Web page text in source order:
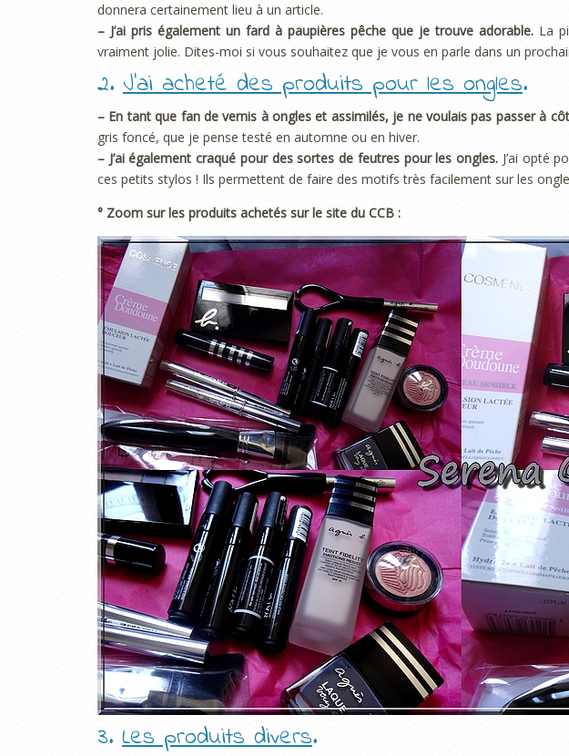
donnera certainement lieu à un article.
– J’ai pris également un fard à paupières pêche que je trouve adorable. La
vraiment jolie. Dites-moi si vous souhaitez que je vous en parle dans un
2. J’ai acheté des produits pour les ongles.
– En tant que fan de vernis à ongles et assimilés, je ne voulais pas passer à
gris foncé, que je pense testé en automne ou en hiver.
– J’ai également craqué pour des sortes de feutres pour les ongles. J’ai opté
ces petits stylos ! Ils permettent de faire des motifs très facilement sur les
° Zoom sur les produits achetés sur le site du CCB :
3. Les produits divers.